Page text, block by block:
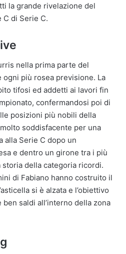
la grande rivelazione del
C di Serie C.
nella prima parte del
più rosea previsione. La
tifosi ed addetti ai lavori fin
confermandosi poi di
posizioni più nobili della
soddisfacente per una
alla Serie C dopo un
e dentro un girone tra i più
della categoria ricordi.
di Fabiano hanno costruito il
si è alzata e l’obiettivo
saldi all’interno della zona